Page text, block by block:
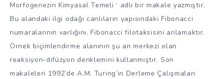
Morfogenezin Kimyasal Temeli ‘ adlı bir makale yazmıştır.
Bu alandaki ilgi odağı canlıların yapısındaki Fibonacci
numaralarının varlığını, Fibonacci filotaksisini anlamaktır.
Örnek biçimlendirme alanının şu an merkezi olan
reaksiyon-difüzyon denklemini kullanmıştır. Son
makaleleri 1992’de A.M. Turing’in Derleme Çalışmaları